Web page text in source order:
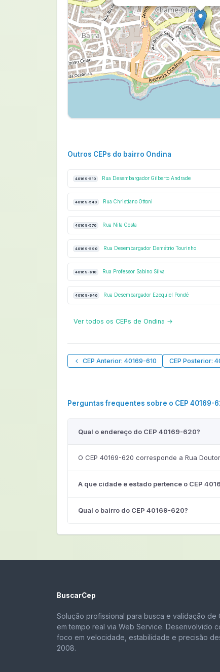
Outros CEPs do bairro Ondina
40169-510 Rua Desembargador Gilberto Andrade
40169-540 Rua Christiano Ottoni
40169-570 Rua Nita Costa
40169-590 Rua Desembargador Demétrio Tourinho
40169-610 Rua Professor Sabino Silva
40169-640 Rua Desembargador Ezequiel Pondé
Ver todos os CEPs de Ondina →
CEP Anterior: 40169-610 CEP Posterior:
Perguntas frequentes sobre o CEP 40169-
Qual o endereço do CEP 40169-620?
O CEP 40169-620 corresponde a Rua
A que cidade e estado pertence o CEP
Qual o bairro do CEP 40169-620?
BuscarCep
Solução profissional para busca e validação de
em tempo real via Web Service. Desenvolvido
foco em velocidade, estabilidade e precisão
2008.